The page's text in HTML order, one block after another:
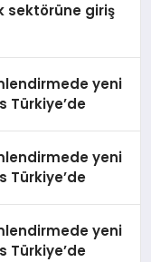
sektörüne giriş
yeni
Türkiye’de
yeni
Türkiye’de
yeni
Türkiye’de